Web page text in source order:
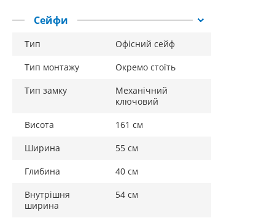
Сейфи
Тип
Офісний сейф
Тип монтажу
Окремо стоїть
Тип замку
Механічний
ключовий
Висота
161 см
Ширина
55 см
Глибина
40 см
Внутрішня
ширина
54 см